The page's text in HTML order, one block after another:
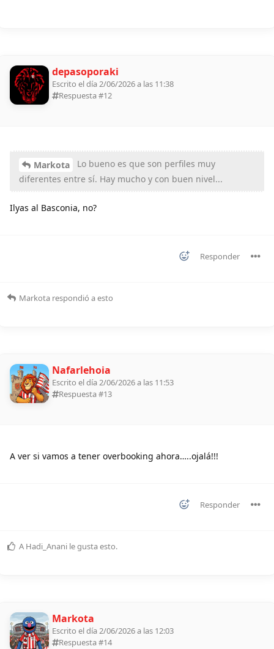
depasoporaki
Escrito el día 2/06/2026 a las 11:38
Respuesta #12
Markota
Lo bueno es que son perfiles muy
diferentes entre sí. Hay mucho y con buen nivel...
Ilyas al Basconia, no?
Responder
Markota respondió a esto
Nafarlehoia
Escrito el día 2/06/2026 a las 11:53
Respuesta #13
A ver si vamos a tener overbooking ahora…..ojalá!!!
Responder
A Hadi_Anani le gusta esto.
Markota
Escrito el día 2/06/2026 a las 12:03
Respuesta #14